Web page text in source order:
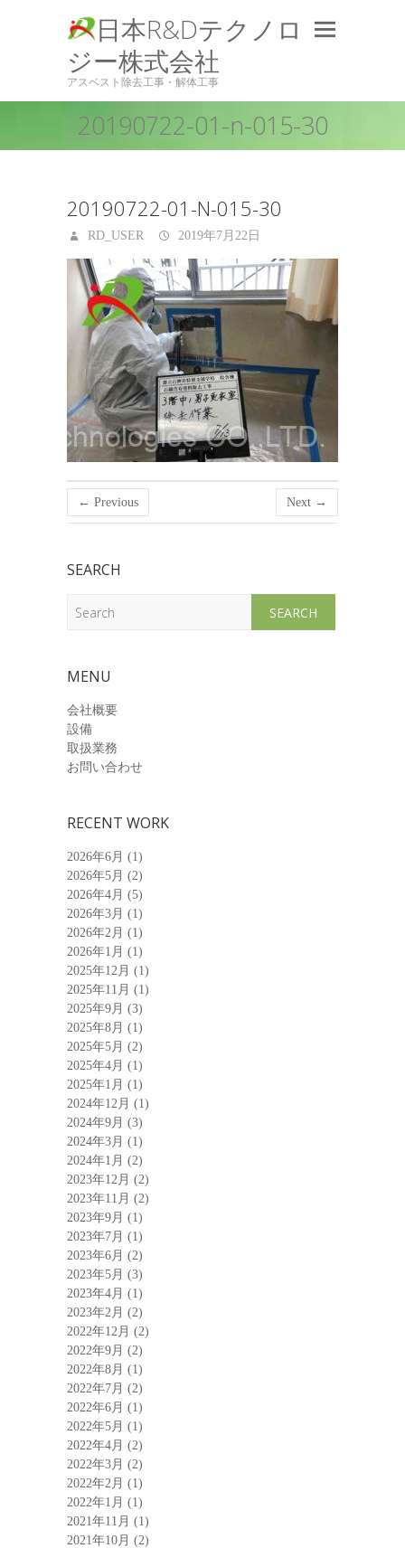
日本R&Dテクノロ
ジー株式会社
アスベスト除去工事・解体工事
20190722-01-n-015-30
20190722-01-N-015-30
RD_USER 2019年7月22日
← Previous Next →
SEARCH
MENU
会社概要
設備
取扱業務
お問い合わせ
RECENT WORK
2026年6月 (1)
2026年5月 (2)
2026年4月 (5)
2026年3月 (1)
2026年2月 (1)
2026年1月 (1)
2025年12月 (1)
2025年11月 (1)
2025年9月 (3)
2025年8月 (1)
2025年5月 (2)
2025年4月 (1)
2025年1月 (1)
2024年12月 (1)
2024年9月 (3)
2024年3月 (1)
2024年1月 (2)
2023年12月 (2)
2023年11月 (2)
2023年9月 (1)
2023年7月 (1)
2023年6月 (2)
2023年5月 (3)
2023年4月 (1)
2023年2月 (2)
2022年12月 (2)
2022年9月 (2)
2022年8月 (1)
2022年7月 (2)
2022年6月 (1)
2022年5月 (1)
2022年4月 (2)
2022年3月 (2)
2022年2月 (1)
2022年1月 (1)
2021年11月 (1)
2021年10月 (2)